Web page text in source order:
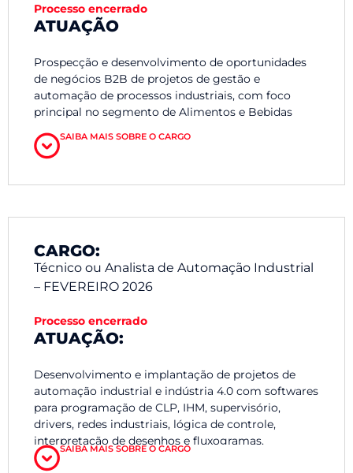
Nível técnico: ensino técnico na área de
Vivência em integradoras de sistemas de
Processo encerrado
ATUAÇÃO
Prospecção e desenvolvimento de oportunidades
de negócios B2B de projetos de gestão e
automação de processos industriais, com foco
principal no segmento de Alimentos e Bebidas
SAIBA MAIS SOBRE O CARGO
CARGO:
Técnico ou Analista de Automação Industrial
– FEVEREIRO 2026
Processo encerrado
ATUAÇÃO:
Desenvolvimento e implantação de projetos de
automação industrial e indústria 4.0 com softwares
para programação de CLP, IHM, supervisório,
drivers, redes industriais, lógica de controle,
interpretação de desenhos e fluxogramas.
SAIBA MAIS SOBRE O CARGO